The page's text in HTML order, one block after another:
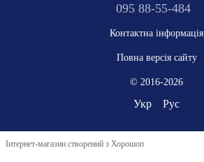
095 88-55-484
Контактна інформація
Повна версія сайту
© 2016-2026
Укр Рус
Інтернет-магазин створений з Хорошоп